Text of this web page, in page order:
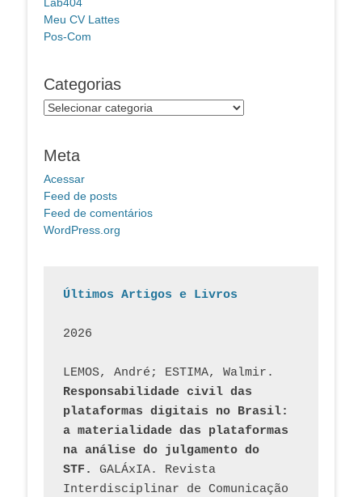
Meu CV Lattes
Pos-Com
Categorias
Categorias
Meta
Acessar
Feed de posts
Feed de comentários
WordPress.org
Últimos Artigos e Livros
2026
Responsabilidade civil das
plataformas digitais no Brasil:
a materialidade das plataformas
na análise do julgamento do
STF.
GALÁxIA. Revista
Interdisciplinar de Comunicação